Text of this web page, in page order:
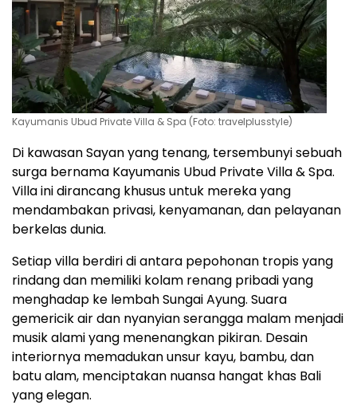
Kayumanis Ubud Private Villa & Spa (Foto: travelplusstyle)
Di kawasan Sayan yang tenang, tersembunyi sebuah
surga bernama Kayumanis Ubud Private Villa & Spa.
Villa ini dirancang khusus untuk mereka yang
mendambakan privasi, kenyamanan, dan pelayanan
berkelas dunia.
Setiap villa berdiri di antara pepohonan tropis yang
rindang dan memiliki kolam renang pribadi yang
menghadap ke lembah Sungai Ayung. Suara
gemericik air dan nyanyian serangga malam menjadi
musik alami yang menenangkan pikiran. Desain
interiornya memadukan unsur kayu, bambu, dan
batu alam, menciptakan nuansa hangat khas Bali
yang elegan.